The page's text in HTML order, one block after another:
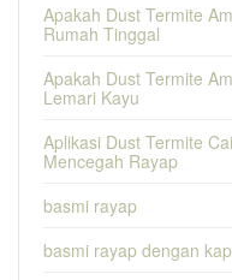
Apakah Dust Termite
Rumah Tinggal
Apakah Dust Termite
Lemari Kayu
Aplikasi Dust Termite
Mencegah Rayap
basmi rayap
basmi rayap dengan